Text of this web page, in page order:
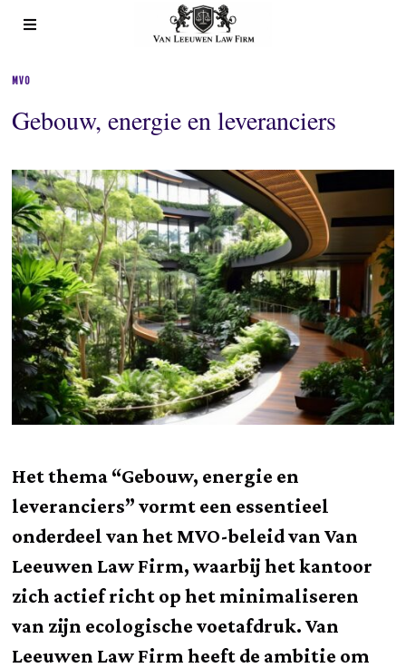
MVO
Gebouw, energie en leveranciers
Het thema “Gebouw, energie en
leveranciers” vormt een essentieel
onderdeel van het MVO-beleid van Van
Leeuwen Law Firm, waarbij het kantoor
zich actief richt op het minimaliseren
van zijn ecologische voetafdruk. Van
Leeuwen Law Firm heeft de ambitie om